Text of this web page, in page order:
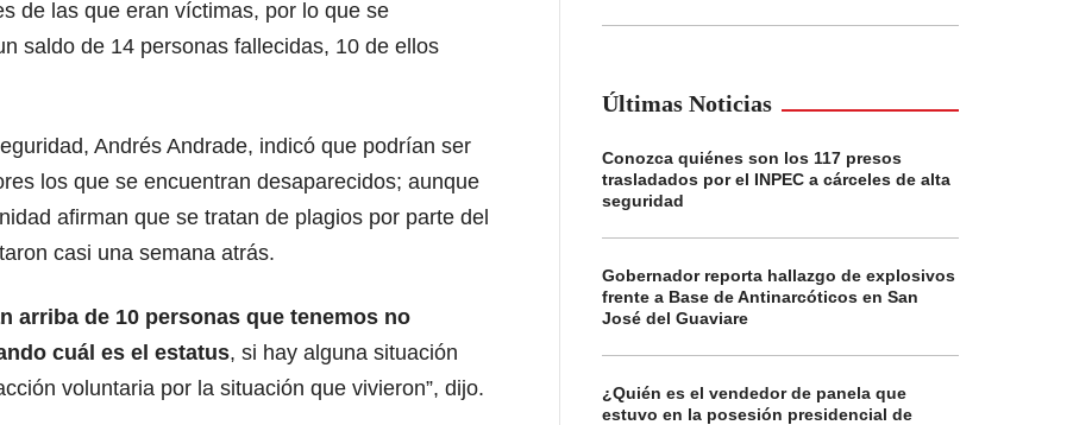
de las que eran víctimas, por lo que se
saldo de 14 personas fallecidas, 10 de ellos
Andrés Andrade, indicó que podrían ser
los que se encuentran desaparecidos; aunque
afirman que se tratan de plagios por parte del
casi una semana atrás.
arriba de 10 personas que tenemos no
cuál es el estatus, si hay alguna situación
voluntaria por la situación que vivieron”, dijo.
Últimas Noticias
Conozca quiénes son los 117 presos
trasladados por el INPEC a cárceles de alta
seguridad
Gobernador reporta hallazgo de explosivos
frente a Base de Antinarcóticos en San
José del Guaviare
¿Quién es el vendedor de panela que
estuvo en la posesión presidencial de